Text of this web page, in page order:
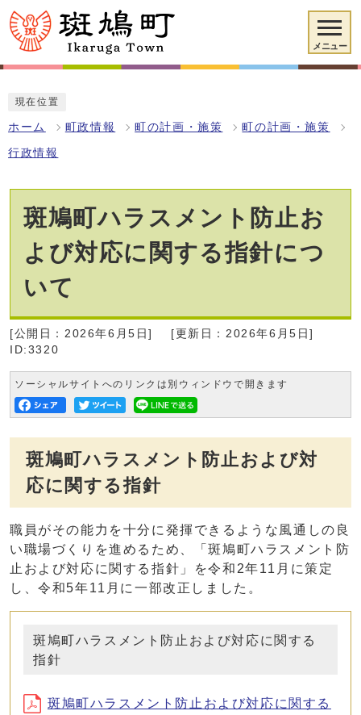
メニュー
現在位置
ホーム 町政情報 町の計画・施策 町の計画・施策
行政情報
斑鳩町ハラスメント防止お
よび対応に関する指針につ
いて
[公開日：2026年6月5日]
[更新日：2026年6月5日]
ID:3320
ソーシャルサイトへのリンクは別ウィンドウで開きます
斑鳩町ハラスメント防止および対
応に関する指針
職員がその能力を十分に発揮できるような風通しの良
い職場づくりを進めるため、「斑鳩町ハラスメント防
止および対応に関する指針」を令和2年11月に策定
し、令和5年11月に一部改正しました。
斑鳩町ハラスメント防止および対応に関する
指針
斑鳩町ハラスメント防止および対応に関する